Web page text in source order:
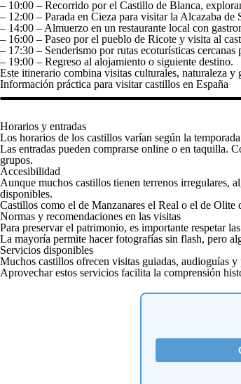
– 10:00 – Recorrido por el Castillo de Blanca,
– 12:00 – Parada en Cieza para visitar la Alcazaba
– 14:00 – Almuerzo en un restaurante local con
– 16:00 – Paseo por el pueblo de Ricote y visita al
– 17:30 – Senderismo por rutas ecoturísticas
– 19:00 – Regreso al alojamiento o siguiente destino.
Este itinerario combina visitas culturales, naturaleza y
Información práctica para visitar castillos en España
Horarios y entradas
Los horarios de los castillos varían según la
Las entradas pueden comprarse online o en taquilla.
grupos.
Accesibilidad
Aunque muchos castillos tienen terrenos irregulares,
disponibles.
Castillos como el de Manzanares el Real o el de Olite
Normas y recomendaciones en las visitas
Para preservar el patrimonio, es importante respetar
La mayoría permite hacer fotografías sin flash, pero
Servicios disponibles
Muchos castillos ofrecen visitas guiadas, audioguías
Aprovechar estos servicios facilita la comprensión